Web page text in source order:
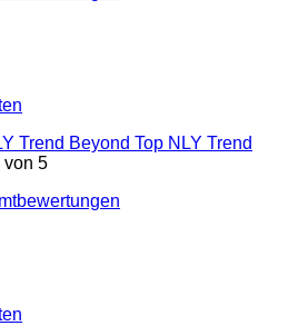
Beyond Top NLY Trend
von 5